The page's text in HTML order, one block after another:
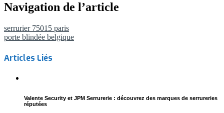
Navigation de l’article
serrurier 75015 paris
porte blindée belgique
Articles Liés
Valente Security et JPM Serrurerie : découvrez des marques de serrureries
réputées